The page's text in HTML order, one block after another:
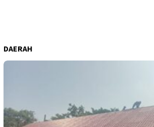
DAERAH